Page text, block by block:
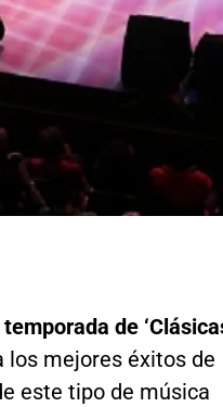
de
los mejores éxitos de
este tipo de música